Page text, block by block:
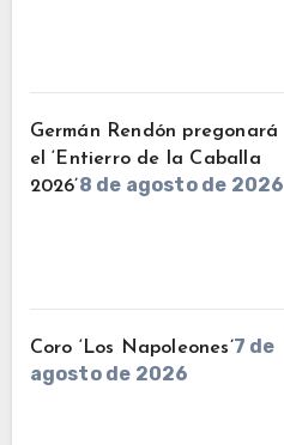
Germán Rendón pregonará
el ‘Entierro de la Caballa
2026’8 de agosto de 2026
Coro ‘Los Napoleones’7 de
agosto de 2026